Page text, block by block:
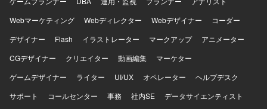
や、Github Copilot、Cursor Business、Devinなどの開発支
援ツールも積極的に利用できる環境です。
Strategistとしてクライアントへの提供価値とビジネス成長
の両方をリードでき、スタートアップならではのスピード
チーム内で日常的にAIを活用し、定型業務はAIエージェント
で省力化することで、より価値を生む活動に集中できる環
境です。 【開発環境】 開発言語はPythonおよび各種大規模
言語モデルを利用します。作業環境としてMacと複数モニ
Webマーケティング
Webディレクター Webデザイナー
コーダー
デザイナー
Flash イラストレーター マークアップ
アニメーター
CGデザイナー
クリエイター 動画編集
マーケター
ゲームデザイナー
ライター UI/UX オペレーター
ヘルプデスク
サポート
コールセンター 事務 社内SE
データサイエンティスト